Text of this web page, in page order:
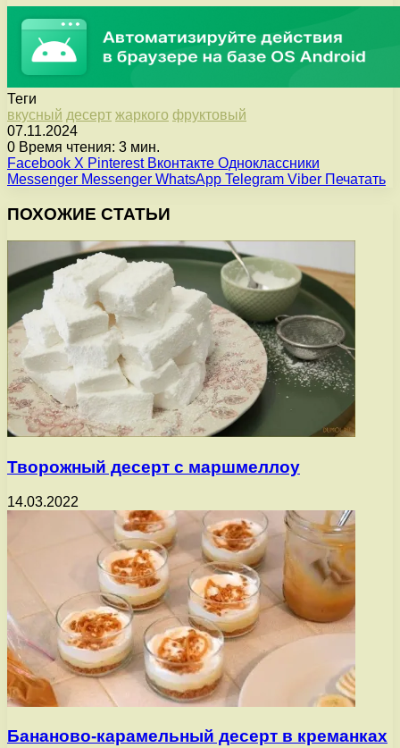
Теги
вкусный десерт жаркого фруктовый
07.11.2024
0 Время чтения: 3 мин.
Facebook X Pinterest Вконтакте Одноклассники
Messenger Messenger WhatsApp Telegram Viber Печатать
ПОХОЖИЕ СТАТЬИ
Творожный десерт с маршмеллоу
14.03.2022
Бананово-карамельный десерт в креманках